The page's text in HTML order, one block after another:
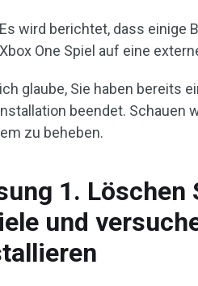
Es wird berichtet, dass einige
Xbox One Spiel auf eine
glaube, Sie haben bereits
beendet. Schauen
zu beheben.
1.
und